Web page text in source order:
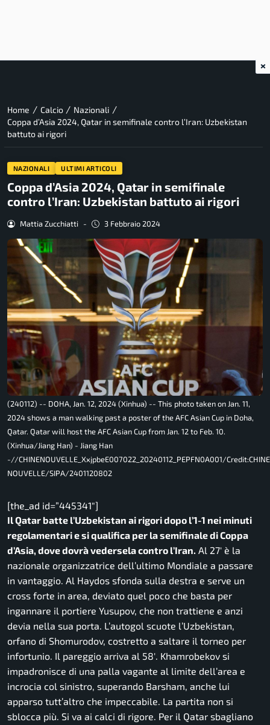
Home / Calcio / Nazionali /
Coppa d’Asia 2024, Qatar in semifinale contro l’Iran: Uzbekistan
battuto ai rigori
NAZIONALI ULTIMI ARTICOLI
Coppa d’Asia 2024, Qatar in semifinale
contro l’Iran: Uzbekistan battuto ai rigori
Mattia Zucchiatti - 3 Febbraio 2024
(240112) -- DOHA, Jan. 12, 2024 (Xinhua) -- This photo taken on Jan. 11,
2024 shows a man walking past a poster of the AFC Asian Cup in Doha,
Qatar. Qatar will host the AFC Asian Cup from Jan. 12 to Feb. 10.
(Xinhua/Jiang Han) - Jiang Han
-//CHINENOUVELLE_XxjpbeE007022_20240112_PEPFN0A001/Credit:CHINE
NOUVELLE/SIPA/2401120802
[the_ad id=”445341″]
Il Qatar batte l’Uzbekistan ai rigori dopo l’1-1 nei minuti
regolamentari e si qualifica per la semifinale di Coppa
d’Asia, dove dovrà vedersela contro l’Iran. Al 27′ è la
nazionale organizzatrice dell’ultimo Mondiale a passare
in vantaggio. Al Haydos sfonda sulla destra e serve un
cross forte in area, deviato quel poco che basta per
ingannare il portiere Yusupov, che non trattiene e anzi
devia nella sua porta. L’autogol scuote l’Uzbekistan,
orfano di Shomurodov, costretto a saltare il torneo per
infortunio. Il pareggio arriva al 58′. Khamrobekov si
impadronisce di una palla vagante al limite dell’area e
incrocia col sinistro, superando Barsham, anche lui
apparso tutt’altro che impeccabile. La partita non si
sblocca più. Si va ai calci di rigore. Per il Qatar sbagliano
×